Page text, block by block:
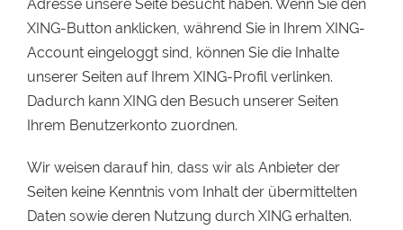
Adresse unsere Seite besucht haben. Wenn Sie den
XING-Button anklicken, während Sie in Ihrem XING-
Account eingeloggt sind, können Sie die Inhalte
unserer Seiten auf Ihrem XING-Profil verlinken.
Dadurch kann XING den Besuch unserer Seiten
Ihrem Benutzerkonto zuordnen.
Wir weisen darauf hin, dass wir als Anbieter der
Seiten keine Kenntnis vom Inhalt der übermittelten
Daten sowie deren Nutzung durch XING erhalten.